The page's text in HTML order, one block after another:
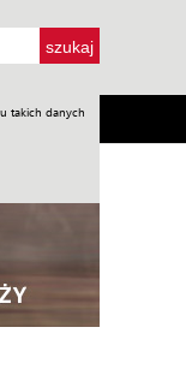
takich danych